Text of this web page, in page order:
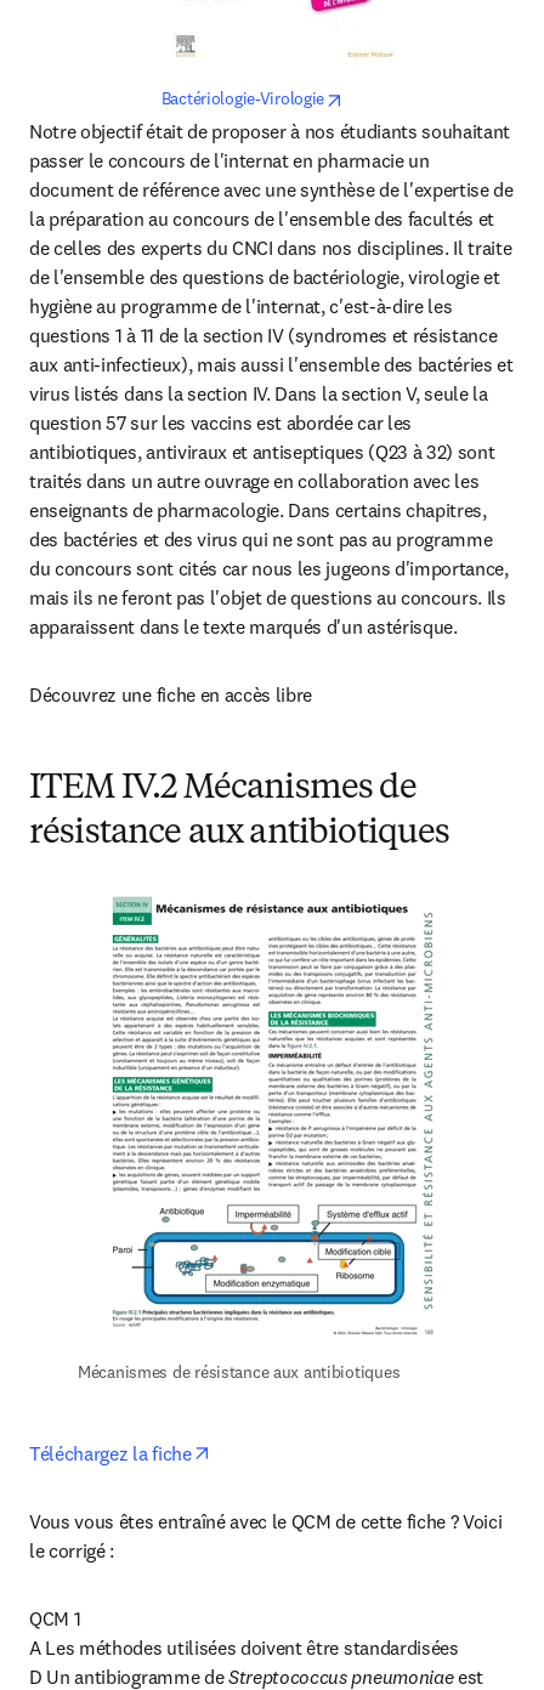
Bactériologie-Virologie
Notre objectif était de proposer à nos étudiants souhaitant
passer le concours de l'internat en pharmacie un
document de référence avec une synthèse de l'expertise de
la préparation au concours de l'ensemble des facultés et
de celles des experts du CNCI dans nos disciplines. Il traite
de l'ensemble des questions de bactériologie, virologie et
hygiène au programme de l'internat, c'est-à-dire les
questions 1 à 11 de la section IV (syndromes et résistance
aux anti-infectieux), mais aussi l'ensemble des bactéries et
virus listés dans la section IV. Dans la section V, seule la
question 57 sur les vaccins est abordée car les
antibiotiques, antiviraux et antiseptiques (Q23 à 32) sont
traités dans un autre ouvrage en collaboration avec les
enseignants de pharmacologie. Dans certains chapitres,
des bactéries et des virus qui ne sont pas au programme
du concours sont cités car nous les jugeons d'importance,
mais ils ne feront pas l'objet de questions au concours. Ils
apparaissent dans le texte marqués d'un astérisque.
Découvrez une fiche en accès libre
ITEM IV.2 Mécanismes de
résistance aux antibiotiques
Mécanismes de résistance aux antibiotiques
Téléchargez la fiche
Vous vous êtes entraîné avec le QCM de cette fiche ? Voici
le corrigé :
QCM 1
A Les méthodes utilisées doivent être standardisées
D Un antibiogramme de Streptococcus pneumoniae est